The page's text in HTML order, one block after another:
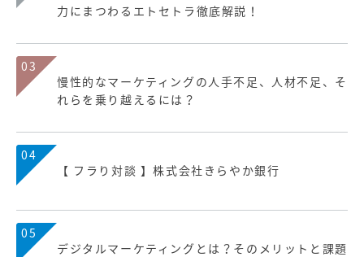
力にまつわるエトセトラ徹底解説！
03
慢性的なマーケティングの人手不足、人材不足、そ
れらを乗り越えるには？
04
【 フラり対談 】株式会社きらやか銀行
05
デジタルマーケティングとは？そのメリットと課題